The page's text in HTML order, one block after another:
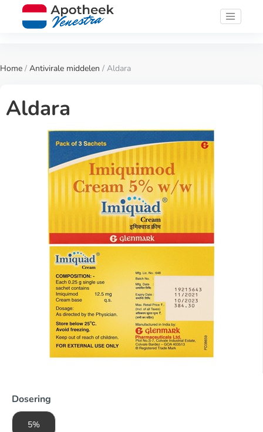
Home / Antivirale middelen / Aldara
Aldara
Dosering
5%